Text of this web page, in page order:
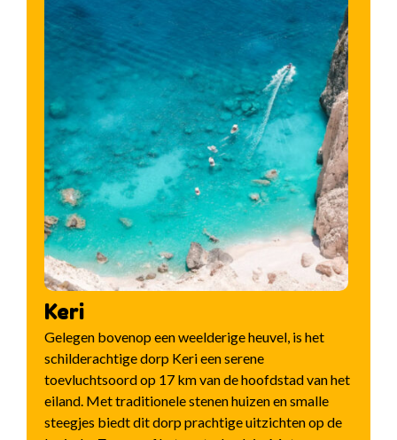
Keri
Gelegen bovenop een weelderige heuvel, is het
schilderachtige dorp Keri een serene
toevluchtsoord op 17 km van de hoofdstad van het
eiland. Met traditionele stenen huizen en smalle
steegjes biedt dit dorp prachtige uitzichten op de